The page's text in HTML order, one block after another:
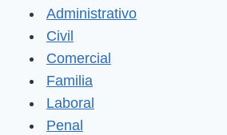
Administrativo
Civil
Comercial
Familia
Laboral
Penal